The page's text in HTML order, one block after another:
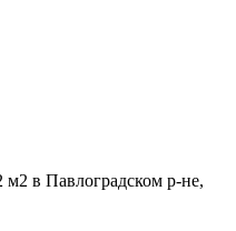
в Павлоградском р-не,